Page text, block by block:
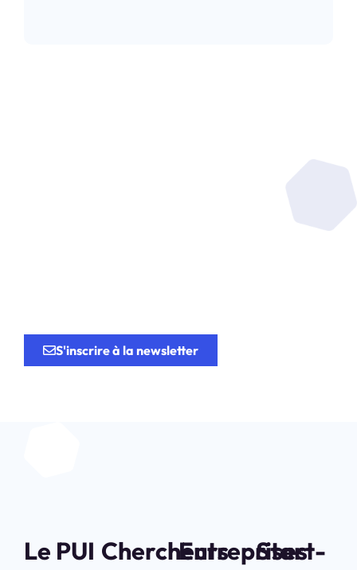
S'inscrire à la newsletter
Le PUI ChercheursEntreprises
Start-